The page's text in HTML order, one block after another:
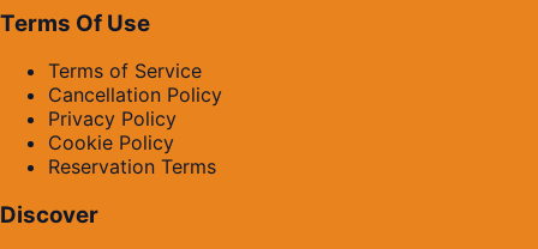
Terms Of Use
Terms of Service
Cancellation Policy
Privacy Policy
Cookie Policy
Reservation Terms
Discover